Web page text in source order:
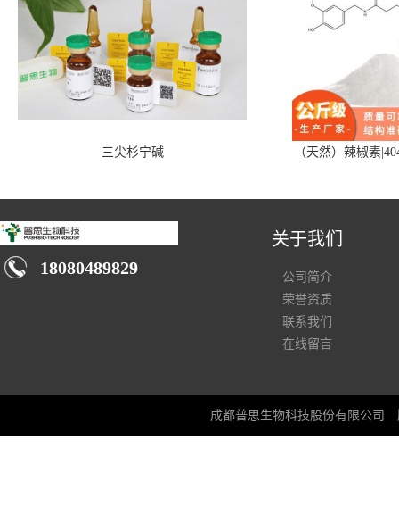
三尖杉宁碱 （天然）辣椒素
18080489829
关于我们
公司简介
荣誉资质
联系我们
在线留言
成都普思生物科技股份有限公司